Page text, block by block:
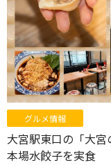
グルメ情報
大宮駅東口の「大
本場水餃子を実食